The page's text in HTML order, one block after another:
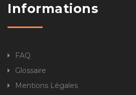
Informations
FAQ
Glossaire
Mentions Légales